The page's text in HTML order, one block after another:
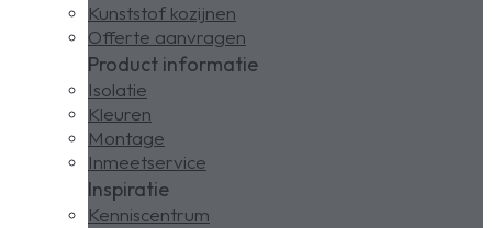
Kunststof kozijnen
Offerte aanvragen
Product informatie
Isolatie
Kleuren
Montage
Inmeetservice
Inspiratie
Kenniscentrum